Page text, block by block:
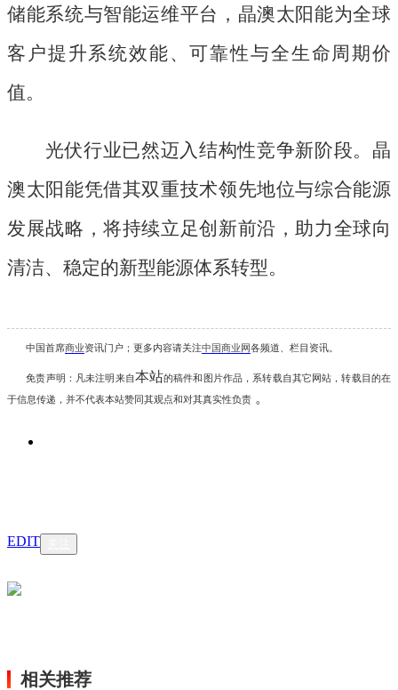
储能系统与智能运维平台，晶澳太阳能为全球
客户提升系统效能、可靠性与全生命周期价
值。
光伏行业已然迈入结构性竞争新阶段。晶
澳太阳能凭借其双重技术领先地位与综合能源
发展战略，将持续立足创新前沿，助力全球向
清洁、稳定的新型能源体系转型。
中国首席商业资讯门户；更多内容请关注中国商业网各频道、栏目资讯。
免责声明：凡未注明 来自本站的稿件和图片作品，系转载自其它网站，转载目的在
于信息传递，并不代表本站赞同其观点和对其真实性负责 。
EDIT
相关推荐